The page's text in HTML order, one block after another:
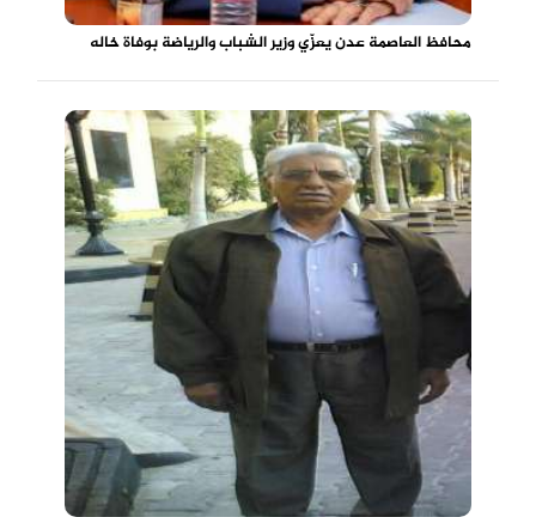
محافظ العاصمة عدن يعزّي وزير الشباب والرياضة بوفاة خاله